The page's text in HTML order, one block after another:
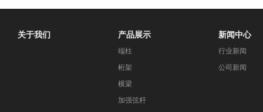
关于我们 产品展示
端柱
桁架
横梁
加强弦杆
新闻中心
行业新闻
公司新闻